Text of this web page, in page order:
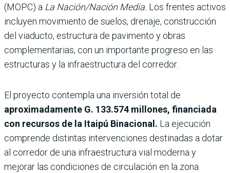
(MOPC) a La Nación/Nación Media. Los frentes activos
incluyen movimiento de suelos, drenaje, construcción
del viaducto, estructura de pavimento y obras
complementarias, con un importante progreso en las
estructuras y la infraestructura del corredor.
El proyecto contempla una inversión total de
aproximadamente G. 133.574 millones, financiada
con recursos de la Itaipú Binacional. La ejecución
comprende distintas intervenciones destinadas a dotar
al corredor de una infraestructura vial moderna y
mejorar las condiciones de circulación en la zona.